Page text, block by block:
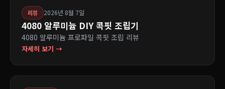
리뷰 2026년 8월 7일
4080 알루미늄 DIY 콕핏 조립기
4080 알루미늄 프로파일 콕핏 조립 리뷰
자세히 보기 →